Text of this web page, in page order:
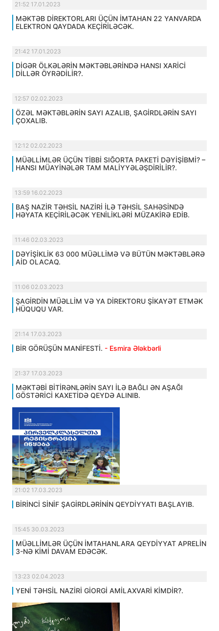
21:52 17.01.2023
MƏKTƏB DİREKTORLARI ÜÇÜN İMTAHAN 22 YANVARDA
ELEKTRON QAYDADA KEÇİRİLƏCƏK.
21:42 17.01.2023
DİGƏR ÖLKƏLƏRİN MƏKTƏBLƏRİNDƏ HANSI XARİCİ
DİLLƏR ÖYRƏDİLİR?.
12:57 02.02.2023
ÖZƏL MƏKTƏBLƏRİN SAYI AZALIB, ŞAGİRDLƏRİN SAYI
ÇOXALIB.
12:12 02.02.2023
MÜƏLLİMLƏR ÜÇÜN TİBBİ SIĞORTA PAKETİ DƏYİŞİBMİ? –
HANSI MÜAYİNƏLƏR TAM MALİYYƏLƏŞDİRİLİR?.
13:59 16.02.2023
BAŞ NAZİR TƏHSİL NAZİRİ İLƏ TƏHSİL SAHƏSİNDƏ
HƏYATA KEÇİRİLƏCƏK YENİLİKLƏRİ MÜZAKİRƏ EDİB.
11:46 02.03.2023
DƏYİŞİKLİK 63 000 MÜƏLLİMƏ VƏ BÜTÜN MƏKTƏBLƏRƏ
AİD OLACAQ.
11:06 02.03.2023
ŞAGİRDİN MÜƏLLİM VƏ YA DİREKTORU ŞİKAYƏT ETMƏK
HÜQUQU VAR.
21:14 17.03.2023
BİR GÖRÜŞÜN MANİFESTİ. - Esmira Ələkbərli
21:37 17.03.2023
MƏKTƏBİ BİTİRƏNLƏRİN SAYI İLƏ BAĞLI ƏN AŞAĞI
GÖSTƏRİCİ KAXETİDƏ QEYDƏ ALINIB.
21:02 17.03.2023
BİRİNCİ SİNİF ŞAGİRDLƏRİNİN QEYDİYYATI BAŞLAYIB.
15:45 30.03.2023
MÜƏLLİMLƏR ÜÇÜN İMTAHANLARA QEYDİYYAT APRELİN
3-NƏ KİMİ DAVAM EDƏCƏK.
13:23 02.04.2023
YENİ TƏHSİL NAZİRİ GİORGİ AMİLAXVARİ KİMDİR?.